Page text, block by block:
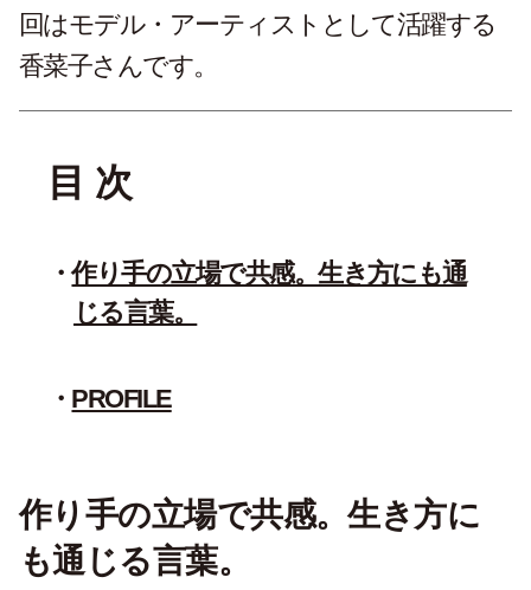
回はモデル・アーティストとして活躍する
香菜子さんです。
目 次
作り手の立場で共感。生き方にも通
じる言葉。
PROFILE
作り手の立場で共感。生き方に
も通じる言葉。